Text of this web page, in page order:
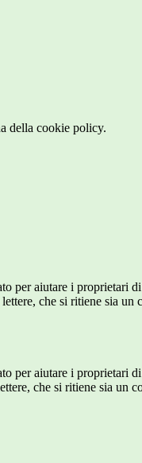
della cookie policy.
per aiutare i proprietari
che si ritiene sia
per aiutare i proprietari
che si ritiene sia un